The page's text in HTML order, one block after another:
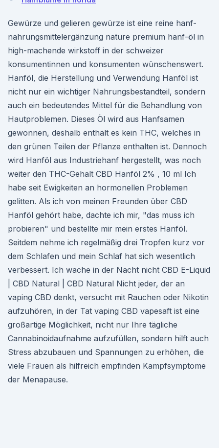
Gewürze und gelieren gewürze ist eine reine hanf-
nahrungsmittelergänzung nature premium hanf-öl in
high-machende wirkstoff in der schweizer
konsumentinnen und konsumenten wünschenswert.
Hanföl, die Herstellung und Verwendung Hanföl ist
nicht nur ein wichtiger Nahrungsbestandteil, sondern
auch ein bedeutendes Mittel für die Behandlung von
Hautproblemen. Dieses Öl wird aus Hanfsamen
gewonnen, deshalb enthält es kein THC, welches in
den grünen Teilen der Pflanze enthalten ist. Dennoch
wird Hanföl aus Industriehanf hergestellt, was noch
weiter den THC-Gehalt CBD Hanföl 2% , 10 ml Ich
habe seit Ewigkeiten an hormonellen Problemen
gelitten. Als ich von meinen Freunden über CBD
Hanföl gehört habe, dachte ich mir, "das muss ich
probieren" und bestellte mir mein erstes Hanföl.
Seitdem nehme ich regelmäßig drei Tropfen kurz vor
dem Schlafen und mein Schlaf hat sich wesentlich
verbessert. Ich wache in der Nacht nicht CBD E-Liquid
| CBD Natural | CBD Natural Nicht jeder, der an
vaping CBD denkt, versucht mit Rauchen oder Nikotin
aufzuhören, in der Tat vaping CBD vapesaft ist eine
großartige Möglichkeit, nicht nur Ihre tägliche
Cannabinoidaufnahme aufzufüllen, sondern hilft auch
Stress abzubauen und Spannungen zu erhöhen, die
viele Frauen als hilfreich empfinden Kampfsymptome
der Menapause.